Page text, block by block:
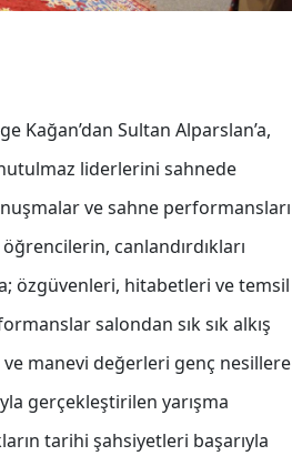
Kağan’dan Sultan Alparslan’a,
liderlerini sahnede
ve sahne performansları
canlandırdıkları
özgüvenleri, hitabetleri ve temsil
salondan sık sık alkış
manevi değerleri genç nesillere
gerçekleştirilen yarışma
tarihi şahsiyetleri başarıyla